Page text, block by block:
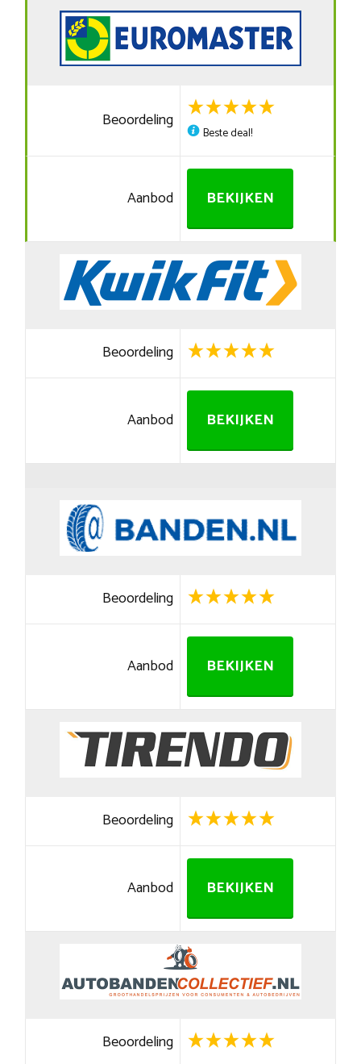
Beoordeling
Beste deal!
Aanbod BEKIJKEN
Beoordeling
Aanbod BEKIJKEN
Beoordeling
Aanbod BEKIJKEN
Beoordeling
Aanbod BEKIJKEN
Beoordeling